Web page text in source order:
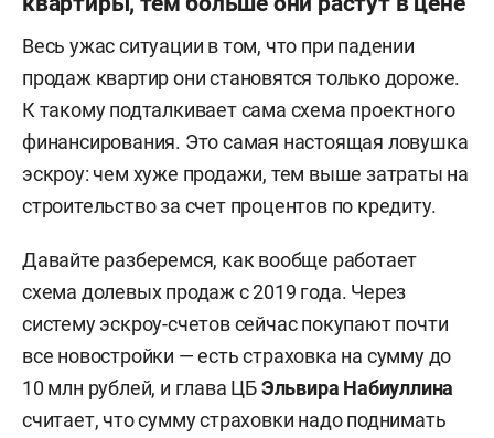
Весь ужас ситуации в том, что при падении
продаж квартир они становятся только дороже.
К такому подталкивает сама схема проектного
финансирования. Это самая настоящая ловушка
эскроу: чем хуже продажи, тем выше затраты на
строительство за счет процентов по кредиту.
Давайте разберемся, как вообще работает
схема долевых продаж с 2019 года. Через
систему эскроу-счетов сейчас покупают почти
все новостройки — есть страховка на сумму до
10 млн рублей, и глава ЦБЭльвира Набиуллина
считает, что сумму страховки надо поднимать